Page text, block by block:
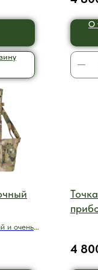
О
и очень
4